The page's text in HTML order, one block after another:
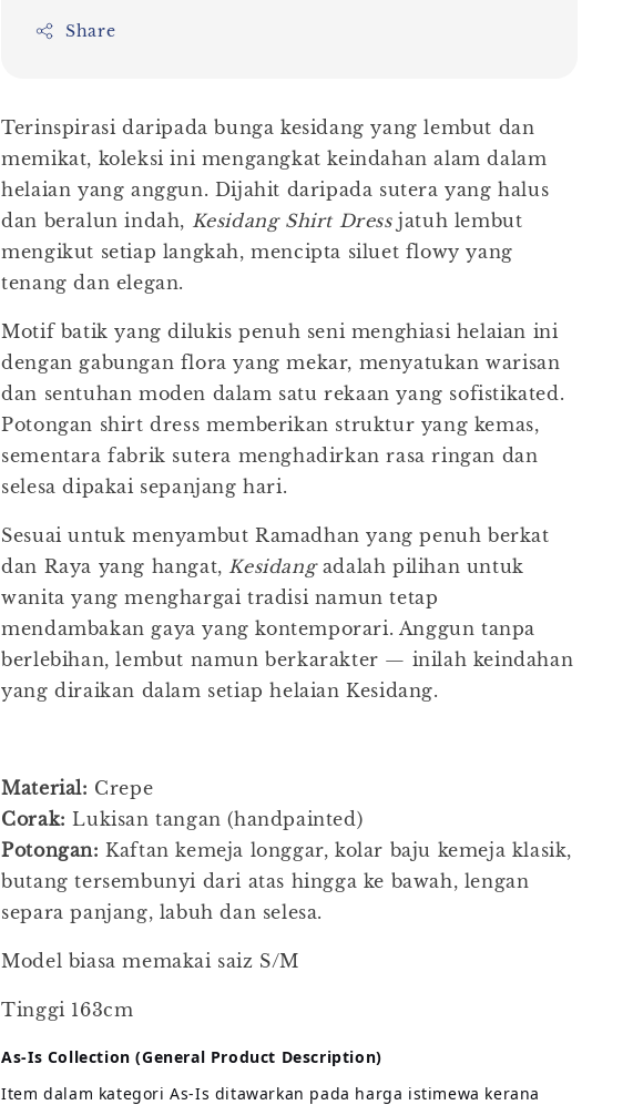
Share
Terinspirasi daripada bunga kesidang yang lembut dan
memikat, koleksi ini mengangkat keindahan alam dalam
helaian yang anggun. Dijahit daripada sutera yang halus
dan beralun indah, Kesidang Shirt Dressjatuh lembut
mengikut setiap langkah, mencipta siluet flowy yang
tenang dan elegan.
Motif batik yang dilukis penuh seni menghiasi helaian ini
dengan gabungan flora yang mekar, menyatukan warisan
dan sentuhan moden dalam satu rekaan yang sofistikated.
Potongan shirt dress memberikan struktur yang kemas,
sementara fabrik sutera menghadirkan rasa ringan dan
selesa dipakai sepanjang hari.
Sesuai untuk menyambut Ramadhan yang penuh berkat
dan Raya yang hangat, Kesidangadalah pilihan untuk
wanita yang menghargai tradisi namun tetap
mendambakan gaya yang kontemporari. Anggun tanpa
berlebihan, lembut namun berkarakter — inilah keindahan
yang diraikan dalam setiap helaian Kesidang.
Material: Crepe
Corak: Lukisan tangan (handpainted)
Potongan: Kaftan kemeja longgar, kolar baju kemeja klasik,
butang tersembunyi dari atas hingga ke bawah, lengan
separa panjang, labuh dan selesa.
Model biasa memakai saiz S/M
Tinggi 163cm
As-Is Collection (General Product Description)
Item dalam kategori As-Is ditawarkan pada harga istimewa kerana